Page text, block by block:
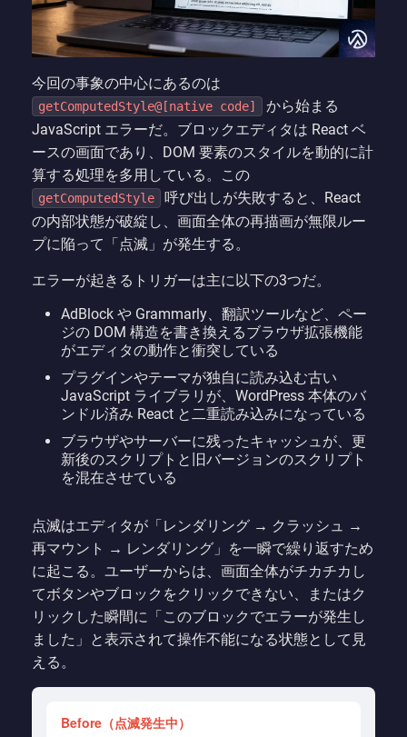
今回の事象の中心にあるのは
getComputedStyle@[native code]
から始まる
JavaScript エラーだ。ブロックエディタは React ベ
ースの画面であり、DOM 要素のスタイルを動的に計
算する処理を多用している。この
getComputedStyle
呼び出しが失敗すると、React
の内部状態が破綻し、画面全体の再描画が無限ルー
プに陥って「点滅」が発生する。
エラーが起きるトリガーは主に以下の3つだ。
AdBlock や Grammarly、翻訳ツールなど、ペー
ジの DOM 構造を書き換えるブラウザ拡張機能
がエディタの動作と衝突している
プラグインやテーマが独自に読み込む古い
JavaScript ライブラリが、WordPress 本体のバ
ンドル済み React と二重読み込みになっている
ブラウザやサーバーに残ったキャッシュが、更
新後のスクリプトと旧バージョンのスクリプト
を混在させている
点滅はエディタが「レンダリング → クラッシュ →
再マウント → レンダリング」を一瞬で繰り返すため
に起こる。ユーザーからは、画面全体がチカチカし
てボタンやブロックをクリックできない、またはク
リックした瞬間に「このブロックでエラーが発生し
ました」と表示されて操作不能になる状態として見
える。
Before（点滅発生中）